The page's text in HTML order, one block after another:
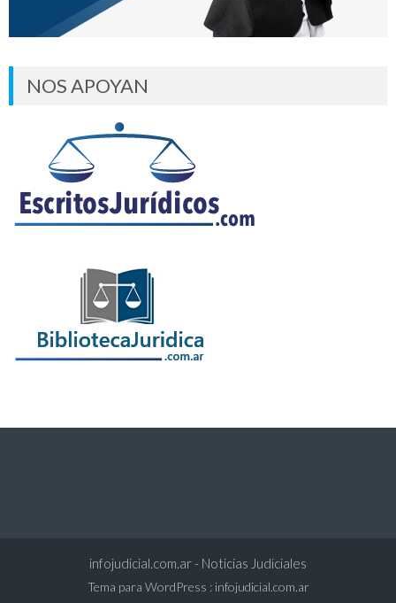
NOS APOYAN
infojudicial.com.ar - Noticias Judiciales
Tema para WordPress : infojudicial.com.ar